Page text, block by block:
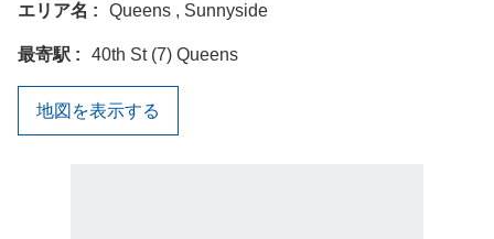
エリア名 Queens , Sunnyside
最寄駅 40th St (7) Queens
地図を表示する